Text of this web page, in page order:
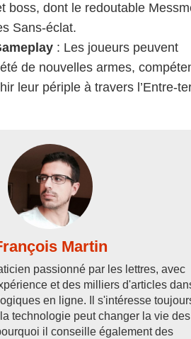
boss, dont le redoutable
Sans-éclat.
: Les joueurs peuvent
de nouvelles armes,
leur périple à travers l’Entre-
Martin
passionné par les lettres, avec
et des milliers d'articles
en ligne. Il s'intéresse
technologie peut changer la vie des
il conseille également des